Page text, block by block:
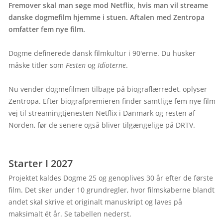
Fremover skal man søge mod Netflix, hvis man vil streame
danske dogmefilm hjemme i stuen. Aftalen med Zentropa
omfatter fem nye film.
Dogme definerede dansk filmkultur i 90'erne. Du husker
måske titler som Festen og Idioterne.
Nu vender dogmefilmen tilbage på biograflærredet, oplyser
Zentropa. Efter biografpremieren finder samtlige fem nye film
vej til streamingtjenesten Netflix i Danmark og resten af
Norden, før de senere også bliver tilgængelige på DRTV.
Starter I 2027
Projektet kaldes Dogme 25 og genoplives 30 år efter de første
film. Det sker under 10 grundregler, hvor filmskaberne blandt
andet skal skrive et originalt manuskript og laves på
maksimalt ét år. Se tabellen nederst.